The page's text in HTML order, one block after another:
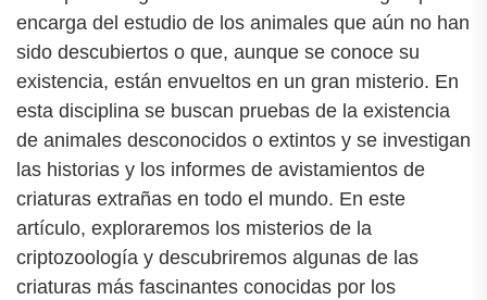
encarga del estudio de los animales que aún no han
sido descubiertos o que, aunque se conoce su
existencia, están envueltos en un gran misterio. En
esta disciplina se buscan pruebas de la existencia
de animales desconocidos o extintos y se investigan
las historias y los informes de avistamientos de
criaturas extrañas en todo el mundo. En este
artículo, exploraremos los misterios de la
criptozoología y descubriremos algunas de las
criaturas más fascinantes conocidas por los